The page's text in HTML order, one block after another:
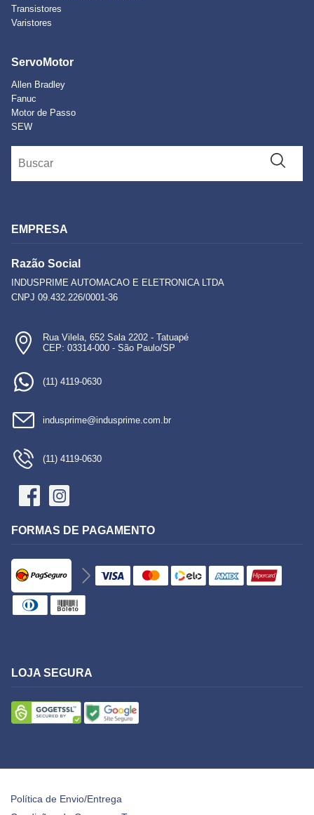
Transistores
Varistores
ServoMotor
Allen Bradley
Fanuc
Motor de Passo
SEW
EMPRESA
Razão Social
INDUSPRIME AUTOMACAO E ELETRONICA LTDA
CNPJ 09.432.226/0001-36
Rua Vilela, 652 Sala 2202 - Tatuapé
CEP: 03314-000 - São Paulo/SP
(11) 4119-0630
indusprime@indusprime.com.br
(11) 4119-0630
FORMAS DE PAGAMENTO
LOJA SEGURA
Política de Envio/Entrega